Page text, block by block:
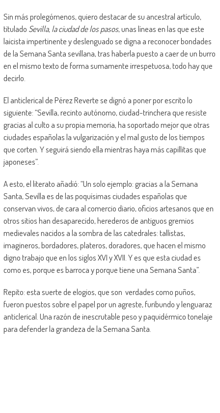
Sin más prolegómenos, quiero destacar de su ancestral artículo,
titulado Sevilla, la ciudad de los pasos, unas líneas en las que este
laicista impertinente y deslenguado se digna a reconocer bondades
de la Semana Santa sevillana, tras haberla puesto a caer de un burro
en el mismo texto de forma sumamente irrespetuosa, todo hay que
decirlo.
El anticlerical de Pérez Reverte se dignó a poner por escrito lo
siguiente: “Sevilla, recinto autónomo, ciudad-trinchera que resiste
gracias al culto a su propia memoria, ha soportado mejor que otras
ciudades españolas la vulgarización y el mal gusto de los tiempos
que corten. Y seguirá siendo ella mientras haya más capillitas que
japoneses”.
A esto, el literato añadió: “Un solo ejemplo: gracias a la Semana
Santa, Sevilla es de las poquísimas ciudades españolas que
conservan vivos, de cara al comercio diario, oficios artesanos que en
otros sitios han desaparecido, herederos de antiguos gremios
medievales nacidos a la sombra de las catedrales: tallistas,
imagineros, bordadores, plateros, doradores, que hacen el mismo
digno trabajo que en los siglos XVI y XVII. Y es que esta ciudad es
como es, porque es barroca y porque tiene una Semana Santa”.
Repito: esta suerte de elogios, que son verdades como puños,
fueron puestos sobre el papel por un agreste, furibundo y lenguaraz
anticlerical. Una razón de inescrutable peso y paquidérmico tonelaje
para defender la grandeza de la Semana Santa.